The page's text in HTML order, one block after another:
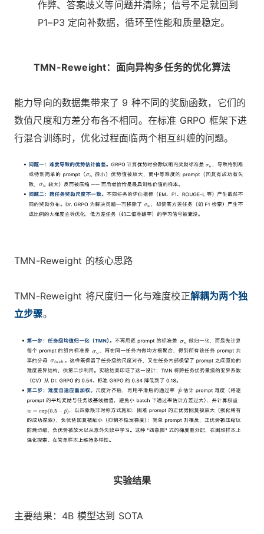
作弊、答案歧义等问题并清除；信号不足就回到
P1–P3 定向补数据，循环至性能和质量稳定。
TMN-Reweight：面向异构多任务的优化算法
能力导向的数据集带来了 9 种不同的奖励函数，它们的
数值尺度和方差分布各不相同。在标准 GRPO 框架下进
行混合训练时，优化过程面临两个相互纠缠的问题。
TMN-Reweight 的核心思路
TMN-Reweight 将尺度归一化与难度校正解耦为两个独
立步骤。
实验结果
主要结果：4B 模型达到 SOTA